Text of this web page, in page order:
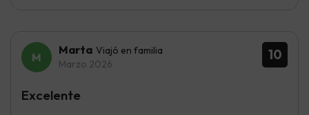
10
Marta Viajó en familia
Marzo 2026
Excelente